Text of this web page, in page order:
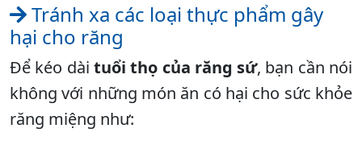
Tránh xa các loại thực phẩm gây
hại cho răng
Để kéo dài tuổi thọ của răng sứ, bạn cần nói
không với những món ăn có hại cho sức khỏe
răng miệng như: